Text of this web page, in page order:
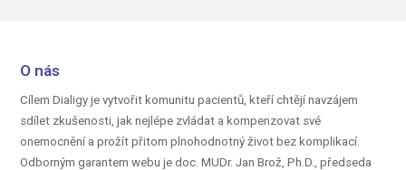
O nás
Cílem Dialigy je vytvořit komunitu pacientů, kteří chtějí navzájem
sdílet zkušenosti, jak nejlépe zvládat a kompenzovat své
onemocnění a prožít přitom plnohodnotný život bez komplikací.
Odborným garantem webu je doc. MUDr. Jan Brož, Ph.D., předseda